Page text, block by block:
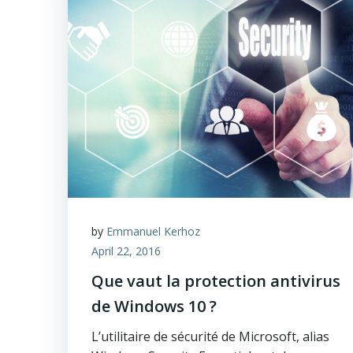
by Emmanuel Kerhoz
April 22, 2016
Que vaut la protection antivirus
de Windows 10 ?
L’utilitaire de sécurité de Microsoft, alias